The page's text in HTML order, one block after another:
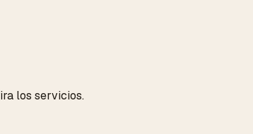
los servicios.